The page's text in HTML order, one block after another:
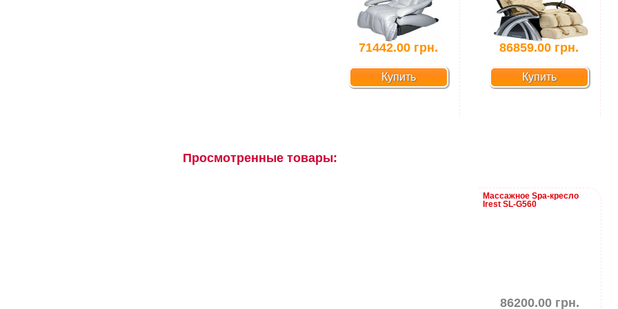
71442.00 грн.
Купить
86859.00 грн.
Купить
Просмотренные товары:
Массажное Sра-кресло
Irest SL-G560
86200.00 грн.